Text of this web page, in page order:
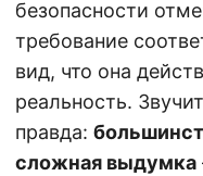
безопасности
требование
вид, что она
реальность.
правда:
сложная выдумка